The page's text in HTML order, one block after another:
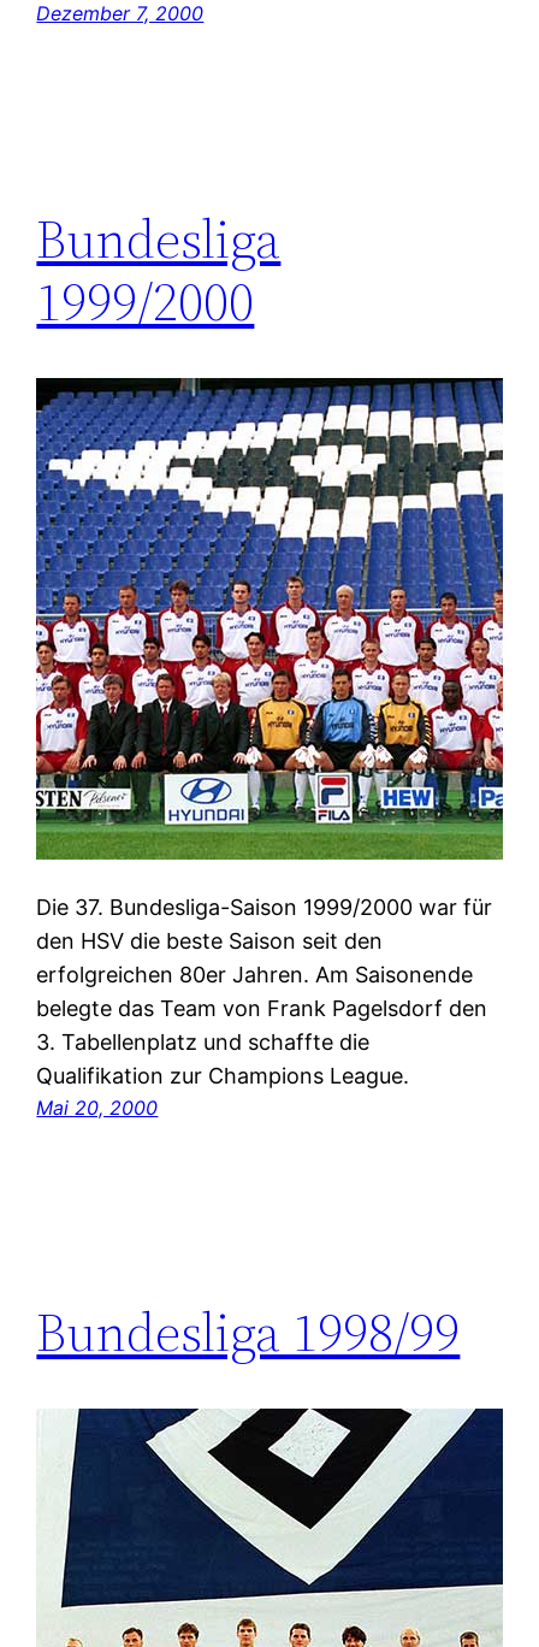
Dezember 7, 2000
Bundesliga
1999/2000
Die 37. Bundesliga-Saison 1999/2000 war für
den HSV die beste Saison seit den
erfolgreichen 80er Jahren. Am Saisonende
belegte das Team von Frank Pagelsdorf den
3. Tabellenplatz und schaffte die
Qualifikation zur Champions League.
Mai 20, 2000
Bundesliga 1998/99